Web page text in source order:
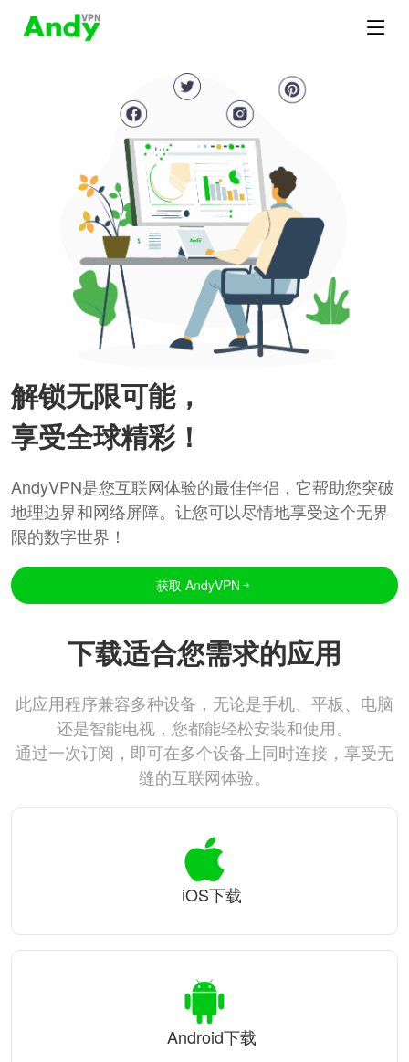
解锁无限可能，
享受全球精彩！
AndyVPN是您互联网体验的最佳伴侣，它帮助您突破
地理边界和网络屏障。让您可以尽情地享受这个无界
限的数字世界！
获取 AndyVPN
下载适合您需求的应用
此应用程序兼容多种设备，无论是手机、平板、电脑
还是智能电视，您都能轻松安装和使用。
通过一次订阅，即可在多个设备上同时连接，享受无
缝的互联网体验。
iOS下载
Android下载